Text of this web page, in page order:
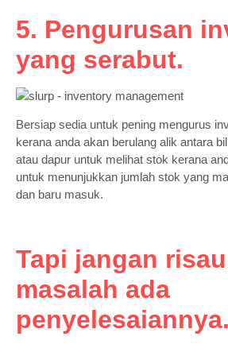
5. Pengurusan
yang serabut.
Bersiap sedia untuk pening mengurus
kerana anda akan berulang alik antara
atau dapur untuk melihat stok kerana
untuk menunjukkan jumlah stok yang
dan baru masuk.
Tapi jangan
masalah ada
penyelesaiannya.